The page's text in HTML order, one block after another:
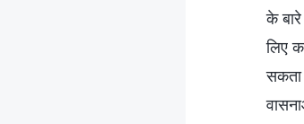
के
लिए
सकता